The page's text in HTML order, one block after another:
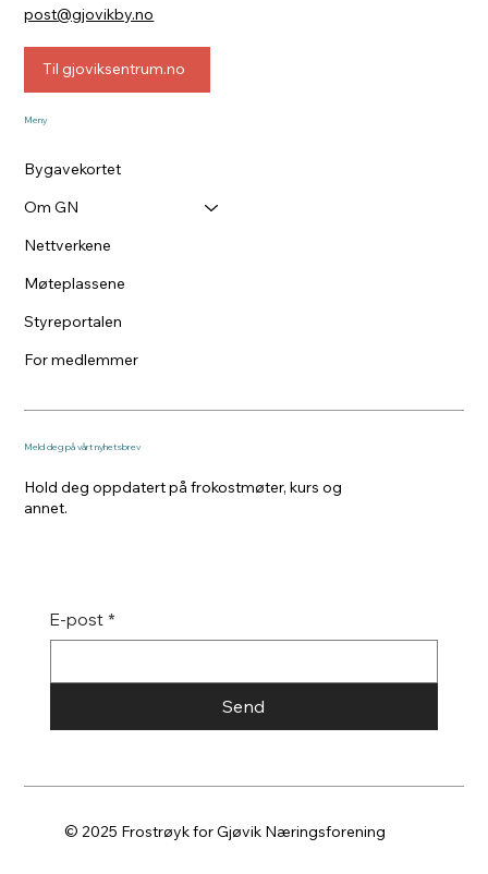
post@gjovikby.no
Til gjoviksentrum.no
Bygavekortet
Om GN
Nettverkene
Møteplassene
Styreportalen
For medlemmer
Meny
Meld deg på vårt nyhetsbrev
Hold deg oppdatert på frokostmøter, kurs og
annet.
E-post *
Send
© 2025 Frostrøyk for Gjøvik Næringsforening